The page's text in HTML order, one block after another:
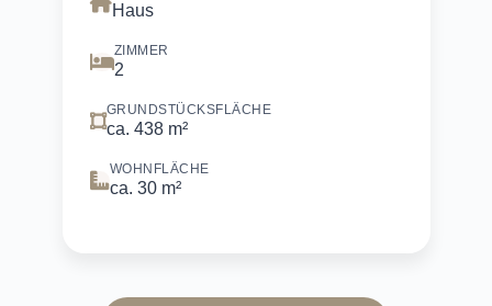
Haus
ZIMMER
2
GRUNDSTÜCKSFLÄCHE
ca. 438 m²
WOHNFLÄCHE
ca. 30 m²